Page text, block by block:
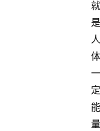
就
是
人
体
一
定
能
量